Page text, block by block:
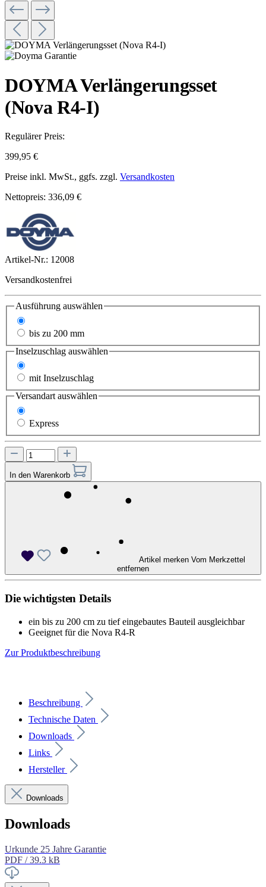
DOYMA Verlängerungsset
(Nova R4-I)
Regulärer Preis:
399,95 €
Preise inkl. MwSt., ggfs. zzgl. Versandkosten
Nettopreis: 336,09 €
Artikel-Nr.: 12008
Versandkostenfrei
Ausführung auswählen
bis zu 200 mm
Inselzuschlag auswählen
mit Inselzuschlag
Versandart auswählen
Express
In den Warenkorb
Artikel merken Vom Merkzettel
entfernen
Die wichtigsten Details
ein bis zu 200 cm zu tief eingebautes Bauteil ausgleichbar
Geeignet für die Nova R4-R
Zur Produktbeschreibung
Beschreibung
Technische Daten
Downloads
Links
Hersteller
Downloads
Downloads
Urkunde 25 Jahre Garantie
PDF / 39.3 kB